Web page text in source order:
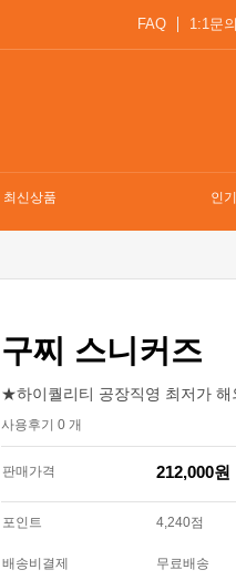
FAQ 1:1문의
최신상품 인
구찌 스니커즈
★하이퀄리티 공장직영 최저가
사용후기 0 개
판매가격 212,000원
포인트 4,240점
배송비결제 무료배송